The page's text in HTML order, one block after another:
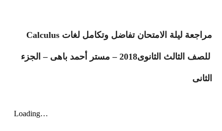
مراجعة ليلة الامتحان تفاضل وتكامل لغات Calculus
للصف الثالث الثانوى2018 – مستر أحمد باهى – الجزء
الثانى